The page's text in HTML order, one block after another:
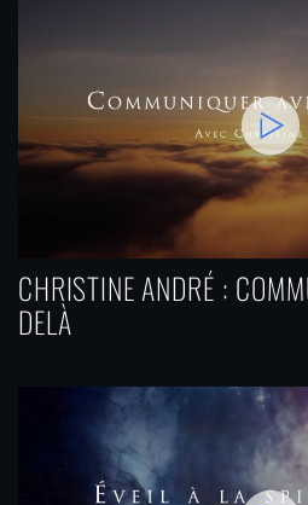
CHRISTINE ANDRÉ :
DELÀ